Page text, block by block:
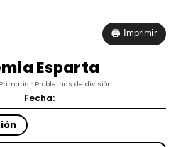
🖨 Imprimir
Esparta
· Problemas de división
Fecha: